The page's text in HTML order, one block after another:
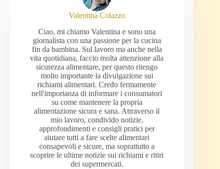
Valentina Colazzo
Ciao, mi chiamo Valentina e sono una
giornalista con una passione per la cucina
fin da bambina. Sul lavoro ma anche nella
vita quotidiana, faccio molta attenzione alla
sicurezza alimentare, per questo ritengo
molto importante la divulgazione sui
richiami alimentari. Credo fermamente
nell'importanza di informare i consumatori
su come mantenere la propria
alimentazione sicura e sana. Attraverso il
mio lavoro, condivido notizie,
approfondimenti e consigli pratici per
aiutare tutti a fare scelte alimentari
consapevoli e sicure, ma soprattutto a
scoprire le ultime notizie sui richiami e ritiri
dei supermercati.